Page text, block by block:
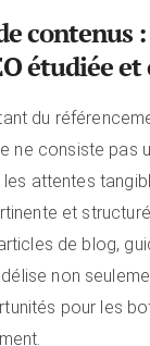
contenus
étudiée et
du
ne consiste pas
attentes
et
de blog,
non
pour les